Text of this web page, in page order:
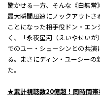
驚かせる一方、そんな《白無常
最大瞬間風速にノックアウト
ことになった相手役ドン・エ
く、「永夜星河（えいやせいが
でのユー・シューシンとの共
る。まさにディン・ユーシー
た。
★累計視聴数20億超！同時間